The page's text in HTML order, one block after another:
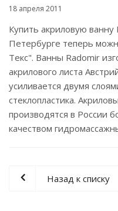
18 апреля 2011
Купить акриловую ванну
Петербурге теперь
Текс". Ванны Radomir
акрилового листа
усиливается двумя
стеклопластика.
производятся в России
качеством
Назад к списку